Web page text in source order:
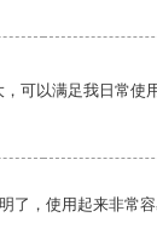
可以满足我日常使
了，使用起来非常